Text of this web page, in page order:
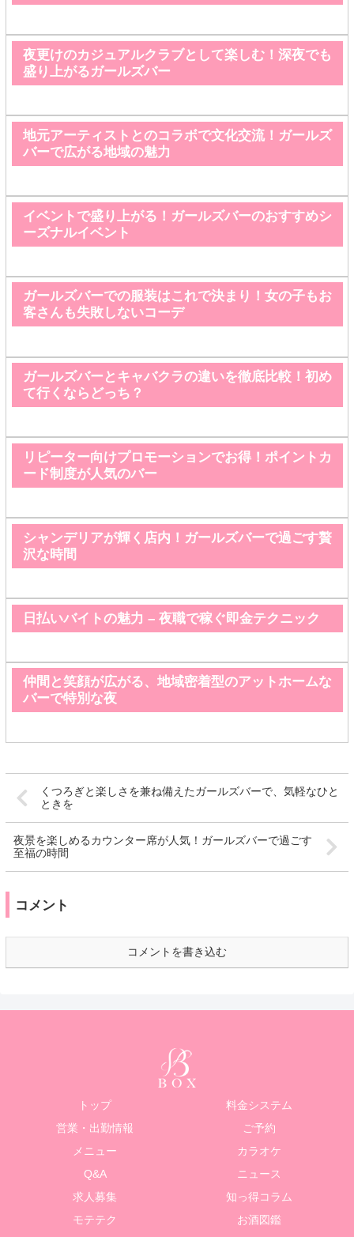
夜更けのカジュアルクラブとして楽しむ！深夜でも
盛り上がるガールズバー
地元アーティストとのコラボで文化交流！ガールズ
バーで広がる地域の魅力
イベントで盛り上がる！ガールズバーのおすすめシ
ーズナルイベント
ガールズバーでの服装はこれで決まり！女の子もお
客さんも失敗しないコーデ
ガールズバーとキャバクラの違いを徹底比較！初め
て行くならどっち？
リピーター向けプロモーションでお得！ポイントカ
ード制度が人気のバー
シャンデリアが輝く店内！ガールズバーで過ごす贅
沢な時間
日払いバイトの魅力 – 夜職で稼ぐ即金テクニック
仲間と笑顔が広がる、地域密着型のアットホームな
バーで特別な夜
くつろぎと楽しさを兼ね備えたガールズバーで、気軽なひと
ときを
夜景を楽しめるカウンター席が人気！ガールズバーで過ごす
至福の時間
コメント
コメントを書き込む
トップ
料金システム
営業・出勤情報
ご予約
メニュー
カラオケ
Q&A
ニュース
求人募集
知っ得コラム
モテテク
お酒図鑑